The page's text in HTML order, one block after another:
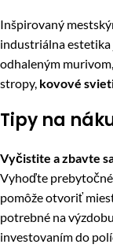
Inšpirovaný
industriálna
odhaleným
stropy, kovové
Tipy na
Vyčistite a zbavte
Vyhoďte
pomôže otvoriť
potrebné na
investovaním do